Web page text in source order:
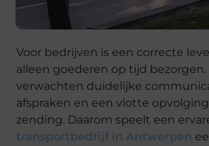
Voor bedrijven is een correcte
alleen goederen op tijd bezorgen.
verwachten duidelijke
afspraken en een vlotte
zending. Daarom speelt een
transportbedrijf in Antwerpen